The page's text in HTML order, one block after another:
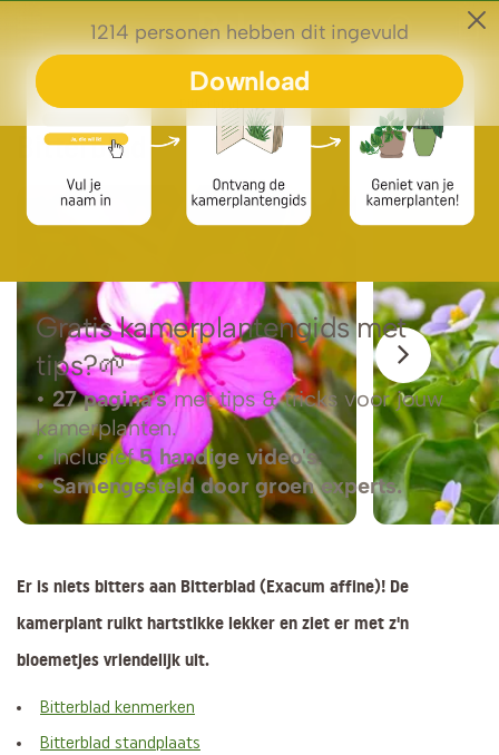
0
Bitterblad
Er is niets bitters aan Bitterblad (Exacum affine)! De
kamerplant ruikt hartstikke lekker en ziet er met z'n
bloemetjes vriendelijk uit.
Bitterblad kenmerken
Bitterblad standplaats